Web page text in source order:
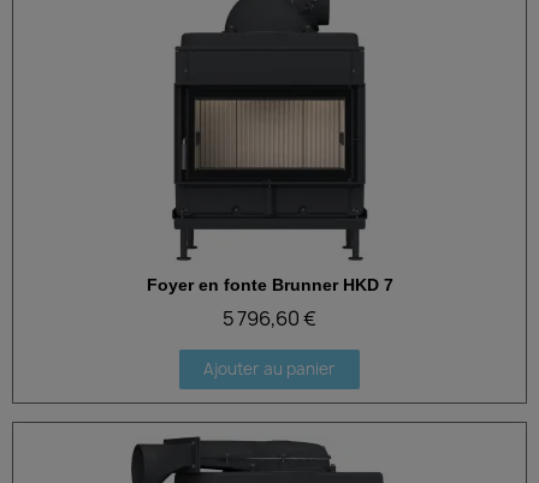
Aperçu rapide
Foyer en fonte Brunner HKD 7
5 796,60 €
Ajouter au panier